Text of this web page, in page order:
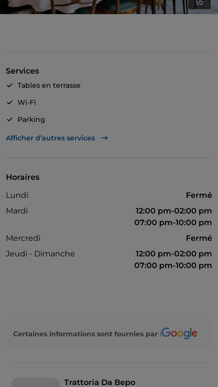
1/2
Services
Tables en terrasse
Wi-Fi
Parking
Accès handicapés
Afficher d’autres services
Horaires
Lundi
Fermé
Mardi
12:00 pm-02:00 pm
07:00 pm-10:00 pm
Mercredi
Fermé
Jeudi - Dimanche
12:00 pm-02:00 pm
07:00 pm-10:00 pm
Certaines informations sont fournies par :
Trattoria Da Bepo